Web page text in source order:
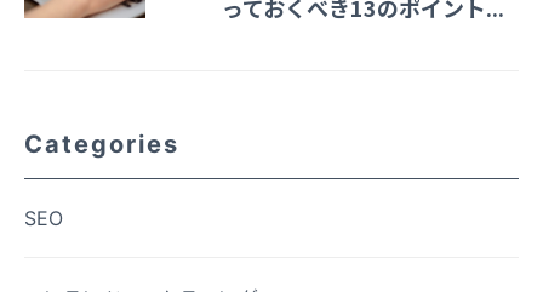
っておくべき13のポイント...
Categories
SEO